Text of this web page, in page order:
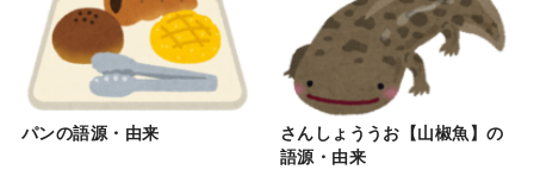
パンの語源・由来
さんしょううお【山椒魚】の
語源・由来